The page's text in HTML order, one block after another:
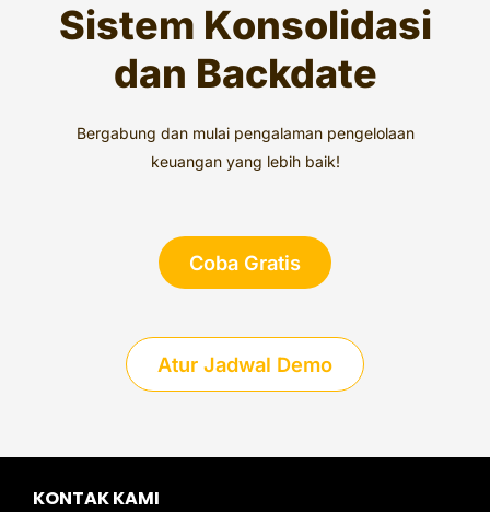
Sistem Konsolidasi
dan Backdate
Bergabung dan mulai pengalaman pengelolaan
keuangan yang lebih baik!
Coba Gratis
Atur Jadwal Demo
KONTAK KAMI